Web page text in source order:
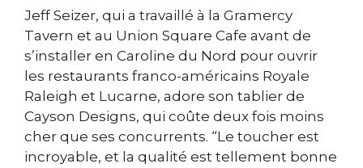
Jeff Seizer, qui a travaillé à la Gramercy
Tavern et au Union Square Cafe avant de
s’installer en Caroline du Nord pour ouvrir
les restaurants franco-américains Royale
Raleigh et Lucarne, adore son tablier de
Cayson Designs, qui coûte deux fois moins
cher que ses concurrents. “Le toucher est
incroyable, et la qualité est tellement bonne